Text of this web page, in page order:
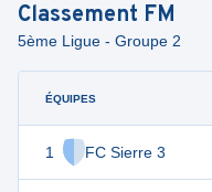
Classement FM
5ème Ligue - Groupe 2
ÉQUIPES
1 FC Sierre 3